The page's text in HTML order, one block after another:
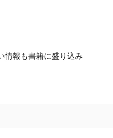
情報も書籍に盛り込み